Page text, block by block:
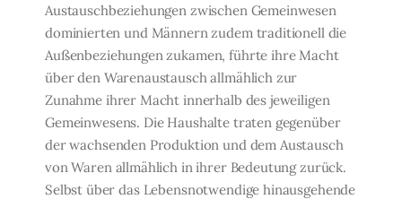
Austauschbeziehungen zwischen Gemeinwesen
dominierten und Männern zudem traditionell die
Außenbeziehungen zukamen, führte ihre Macht
über den Warenaustausch allmählich zur
Zunahme ihrer Macht innerhalb des jeweiligen
Gemeinwesens. Die Haushalte traten gegenüber
der wachsenden Produktion und dem Austausch
von Waren allmählich in ihrer Bedeutung zurück.
Selbst über das Lebensnot­wendige hinausgehende